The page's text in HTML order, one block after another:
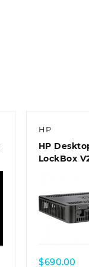
HP
HP
LockBox
$690.00